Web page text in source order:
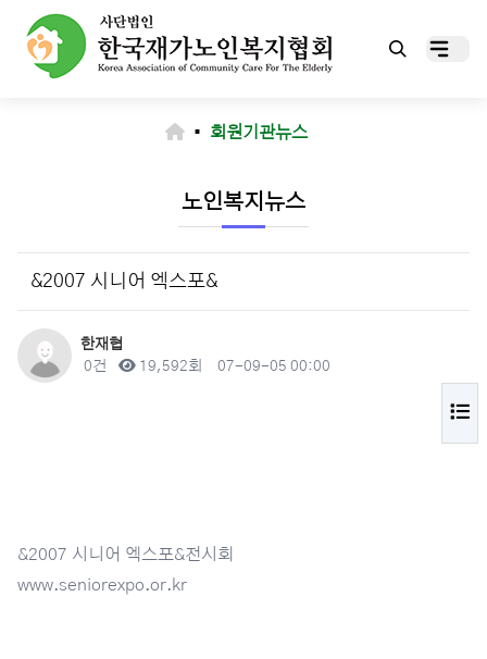
▪ 회원기관뉴스
노인복지뉴스
&2007 시니어 엑스포&
작성자
한재협
댓글
0건 조회19,592회 작성일
07-09-05 00:00
&2007 시니어 엑스포&전시회
www.seniorexpo.or.kr